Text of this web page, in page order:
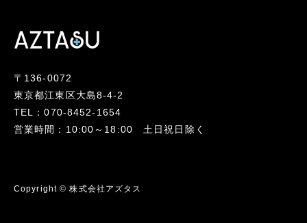
〒136-0072
東京都江東区大島8-4-2
TEL：070-8452-1654
営業時間：10:00～18:00 土日祝日除く
Copyright © 株式会社アズタス